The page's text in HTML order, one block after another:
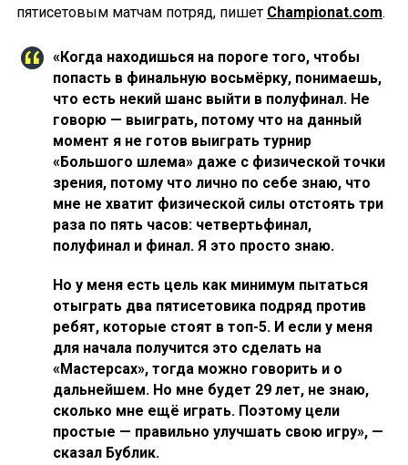
пятисетовым матчам потряд, пишет Championat.com.
«Когда находишься на пороге того, чтобы
попасть в финальную восьмёрку, понимаешь,
что есть некий шанс выйти в полуфинал. Не
говорю — выиграть, потому что на данный
момент я не готов выиграть турнир
«Большого шлема» даже с физической точки
зрения, потому что лично по себе знаю, что
мне не хватит физической силы отстоять три
раза по пять часов: четвертьфинал,
полуфинал и финал. Я это просто знаю.
Но у меня есть цель как минимум пытаться
отыграть два пятисетовика подряд против
ребят, которые стоят в топ-5. И если у меня
для начала получится это сделать на
«Мастерсах», тогда можно говорить и о
дальнейшем. Но мне будет 29 лет, не знаю,
сколько мне ещё играть. Поэтому цели
простые — правильно улучшать свою игру», —
сказал Бублик.